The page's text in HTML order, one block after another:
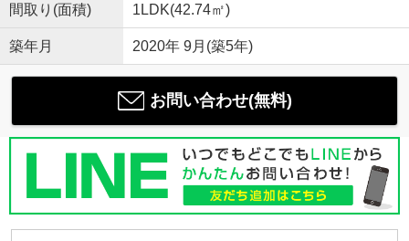
間取り(面積) 1LDK(42.74㎡)
築年月 2020年 9月(築5年)
お問い合わせ(無料)